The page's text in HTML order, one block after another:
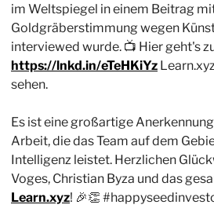
im Weltspiegel in einem Beitrag
Goldgräberstimmung wegen
https://lnkd.in/eTeHKiYz
sehen.
Es ist eine großartige
Arbeit, die das Team auf dem
Intelligenz leistet. Herzlichen
Learn.xyz! 🎉👏